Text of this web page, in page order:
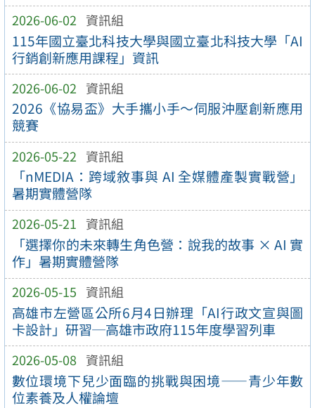
2026-06-02 資訊組
115年國立臺北科技大學與國立臺北科技大學「AI
行銷創新應用課程」資訊
2026-06-02 資訊組
2026《協易盃》大手攜小手～伺服沖壓創新應用
競賽
2026-05-22 資訊組
「nMEDIA：跨域敘事與 AI 全媒體產製實戰營」
暑期實體營隊
2026-05-21 資訊組
「選擇你的未來轉生角色營：說我的故事 × AI 實
作」暑期實體營隊
2026-05-15 資訊組
高雄市左營區公所6月4日辦理「AI行政文宣與圖
卡設計」研習─高雄市政府115年度學習列車
2026-05-08 資訊組
數位環境下兒少面臨的挑戰與困境——青少年數
位素養及人權論壇